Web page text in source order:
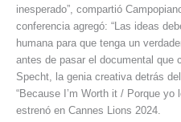
inesperado”, compartió
conferencia agregó: “Las ideas
humana para que tenga un
antes de pasar el documental que
Specht, la genia creativa detrás
“Because I’m Worth it / Porque yo
estrenó en Cannes Lions 2024.